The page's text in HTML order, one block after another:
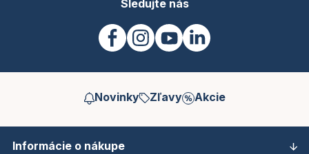
Sledujte nás
Novinky Zľavy Akcie
Informácie o nákupe